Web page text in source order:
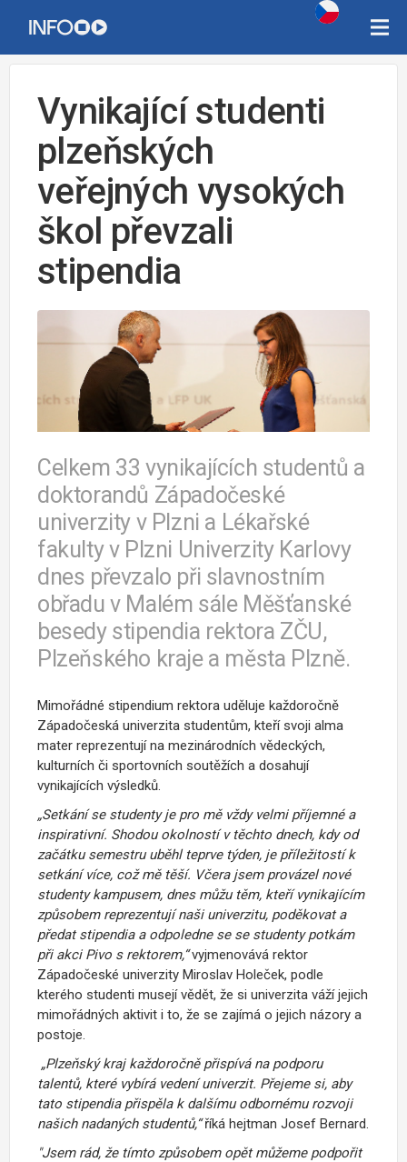
Vynikající studenti
plzeňských
veřejných vysokých
škol převzali
stipendia
Celkem 33 vynikajících studentů a
doktorandů Západočeské
univerzity v Plzni a Lékařské
fakulty v Plzni Univerzity Karlovy
dnes převzalo při slavnostním
obřadu v Malém sále Měšťanské
besedy stipendia rektora ZČU,
Plzeňského kraje a města Plzně.
Mimořádné stipendium rektora uděluje každoročně
Západočeská univerzita studentům, kteří svoji alma
mater reprezentují na mezinárodních vědeckých,
kulturních či sportovních soutěžích a dosahují
vynikajících výsledků.
„Setkání se studenty je pro mě vždy velmi příjemné a
inspirativní. Shodou okolností v těchto dnech, kdy od
začátku semestru uběhl teprve týden, je příležitostí k
setkání více, což mě těší. Včera jsem provázel nové
studenty kampusem, dnes můžu těm, kteří vynikajícím
způsobem reprezentují naši univerzitu, poděkovat a
předat stipendia a odpoledne se se studenty potkám
při akci Pivo s rektorem,“vyjmenovává rektor
Západočeské univerzity Miroslav Holeček, podle
kterého studenti musejí vědět, že si univerzita váží jejich
mimořádných aktivit i to, že se zajímá o jejich názory a
postoje.
„Plzeňský kraj každoročně přispívá na podporu
talentů, které vybírá vedení univerzit. Přejeme si, aby
tato stipendia přispěla k dalšímu odbornému rozvoji
našich nadaných studentů,“říká hejtman Josef Bernard.
"Jsem rád, že tímto způsobem opět můžeme podpořit